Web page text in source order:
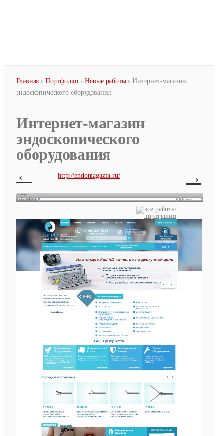
Вы здесь
Главная › Портфолио › Новые работы › Интернет-магазин
эндоскопического оборудования
Интернет-магазин
эндоскопического
оборудования
←
http://endomagazin.ru/ →
все работы
портфолио